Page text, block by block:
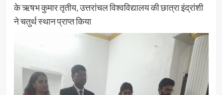
के ऋषभ कुमार तृतीय, उत्तरांचल विश्वविद्यालय की छात्रा इंद्रांशी
ने चतुर्थ स्थान प्राप्त किया